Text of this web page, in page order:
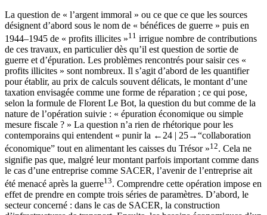
La question de « l’argent immoral » ou ce que ce que les sources
désignent d’abord sous le nom de « bénéfices de guerre » puis en
1944–1945 de « profits illicites »11 irrigue nombre de contributions
de ces travaux, en particulier dès qu’il est question de sortie de
guerre et d’épuration. Les problèmes rencontrés pour saisir ces «
profits illicites » sont nombreux. Il s’agit d’abord de les quantifier
pour établir, au prix de calculs souvent délicats, le montant d’une
taxation envisagée comme une forme de réparation ; ce qui pose,
selon la formule de Florent Le Bot, la question du but comme de la
nature de l’opération suivie : « épuration économique ou simple
mesure fiscale ? » La question n’a rien de rhétorique pour les
contemporains qui entendent « punir la ←24 | 25→“collaboration
économique” tout en alimentant les caisses du Trésor »12. Cela ne
signifie pas que, malgré leur montant parfois important comme dans
le cas d’une entreprise comme SACER, l’avenir de l’entreprise ait
été menacé après la guerre13. Comprendre cette opération impose en
effet de prendre en compte trois séries de paramètres. D’abord, le
secteur concerné : dans le cas de SACER, la construction